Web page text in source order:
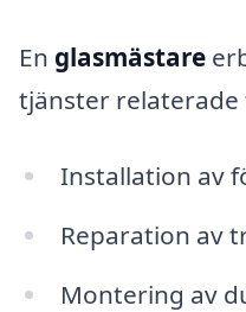
En glasmästare
tjänster relaterade
Installation av
Reparation av
Montering av